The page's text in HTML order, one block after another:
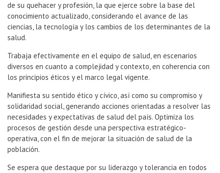
de su quehacer y profesión, la que ejerce sobre la base del
conocimiento actualizado, considerando el avance de las
ciencias, la tecnología y los cambios de los determinantes de la
salud.
Trabaja efectivamente en el equipo de salud, en escenarios
diversos en cuanto a complejidad y contexto, en coherencia con
los principios éticos y el marco legal vigente.
Manifiesta su sentido ético y cívico, así como su compromiso y
solidaridad social, generando acciones orientadas a resolver las
necesidades y expectativas de salud del país. Optimiza los
procesos de gestión desde una perspectiva estratégico-
operativa, con el fin de mejorar la situación de salud de la
población.
Se espera que destaque por su liderazgo y tolerancia en todos